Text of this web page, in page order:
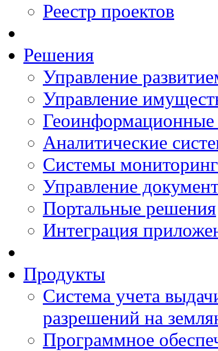
Реестр проектов
Решения
Управление
Управление
Аналитические
Системы
Управление
Портальные решения
Интеграция
Продукты
Система учета
разрешений на
Программное